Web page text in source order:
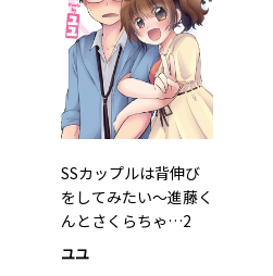
SSカップルは背伸び
をしてみたい～進藤く
んとさくらちゃ…2
ユユ